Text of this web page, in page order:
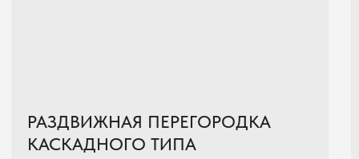
Telegram - канал
Rutube - канал